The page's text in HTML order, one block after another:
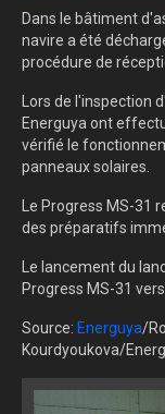
Dans le bâtiment
navire a été
procédure de
Lors de l'inspection
Energuya ont
vérifié le
panneaux solaires.
Le Progress MS-31
des préparatifs
Le lancement du
Progress MS-31
Source: Energuya/
Kourdyoukova/